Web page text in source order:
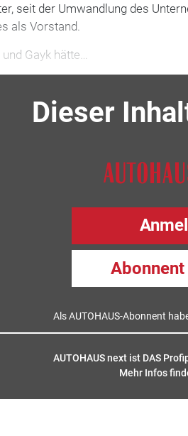
seit der Umwandlung des
als Vorstand.
Gayk hätte…
Dieser
Als AUTOHAUS-Abonnent
AUTOHAUS next ist DAS
Mehr Infos